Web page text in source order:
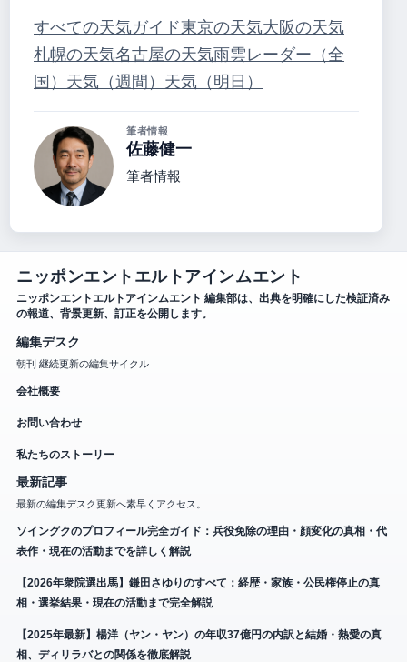
すべての天気ガイド東京の天気大阪の天気
札幌の天気名古屋の天気雨雲レーダー（全
国） 天気（週間） 天気（明日）
筆者情報
佐藤健一
筆者情報
ニッポンエントエルトアインムエント
ニッポンエントエルトアインムエント 編集部は、出典を明確にした検証済み
の報道、背景更新、訂正を公開します。
編集デスク
朝刊 継続更新の編集サイクル
会社概要
お問い合わせ
私たちのストーリー
最新記事
最新の編集デスク更新へ素早くアクセス。
ソイングクのプロフィール完全ガイド：兵役免除の理由・顔変化の真相・代
表作・現在の活動までを詳しく解説
【2026年衆院選出馬】鎌田さゆりのすべて：経歴・家族・公民権停止の真
相・選挙結果・現在の活動まで完全解説
【2025年最新】楊洋（ヤン・ヤン）の年収37億円の内訳と結婚・熱愛の真
相、ディリラバとの関係を徹底解説